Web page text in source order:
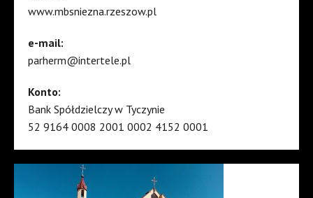
www.mbsniezna.rzeszow.pl
e-mail:
parherm@intertele.pl
Konto:
Bank Spółdzielczy w Tyczynie
52 9164 0008 2001 0002 4152 0001